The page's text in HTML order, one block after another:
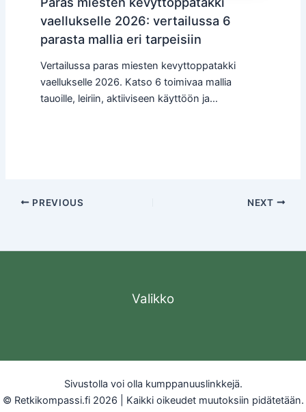
vaellukselle 2026: vertailussa 6
parasta mallia eri tarpeisiin
Vertailussa paras miesten kevyttoppatakki
vaellukselle 2026. Katso 6 toimivaa mallia
tauoille, leiriin, aktiiviseen käyttöön ja…
PREVIOUS NEXT
Valikko
Sivustolla voi olla kumppanuuslinkkejä.
© Retkikompassi.fi 2026 | Kaikki oikeudet muutoksiin pidätetään.